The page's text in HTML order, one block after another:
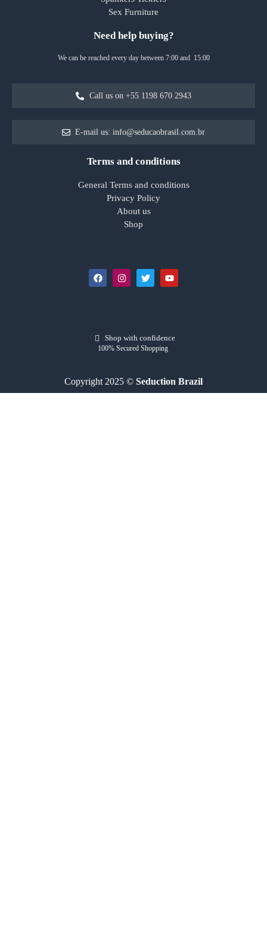
Sex Furniture
Need help buying?
We can be reached every day between 7:00 and 15:00
Call us on +55 1198 670 2943
E-mail us: info@seducaobrasil.com.br
Terms and conditions
General Terms and conditions
Privacy Policy
About us
Shop
Shop with confidence
100% Secured Shopping
Copyright 2025 © Seduction Brazil